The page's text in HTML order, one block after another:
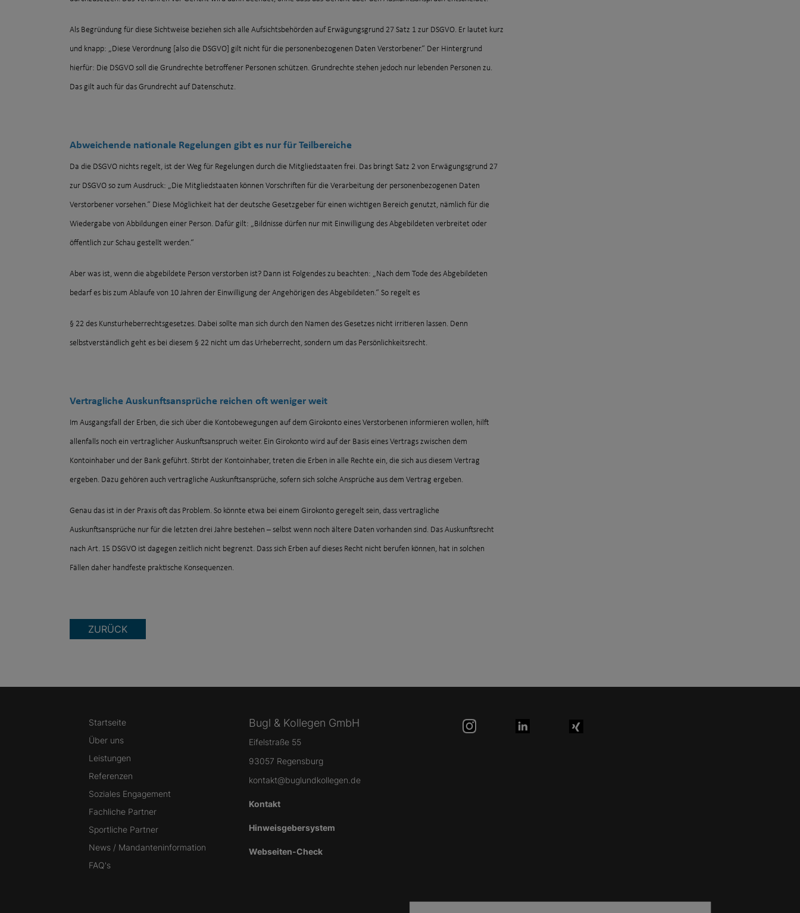
Als Begründung für diese Sichtweise beziehen sich alle Aufsichtsbehörden auf Erwägungsgrund 27 Satz 1 zur DSGVO. Er lautet kurz
und knapp: „Diese Verordnung [also die DSGVO] gilt nicht für die personenbezogenen Daten Verstorbener.“ Der Hintergrund
hierfür: Die DSGVO soll die Grundrechte betroffener Personen schützen. Grundrechte stehen jedoch nur lebenden Personen zu.
Das gilt auch für das Grundrecht auf Datenschutz.
Abweichende nationale Regelungen gibt es nur für Teilbereiche
Da die DSGVO nichts regelt, ist der Weg für Regelungen durch die Mitgliedstaaten frei. Das bringt Satz 2 von Erwägungsgrund 27
zur DSGVO so zum Ausdruck: „Die Mitgliedstaaten können Vorschriften für die Verarbeitung der personenbezogenen Daten
Verstorbener vorsehen.“ Diese Möglichkeit hat der deutsche Gesetzgeber für einen wichtigen Bereich genutzt, nämlich für die
Wiedergabe von Abbildungen einer Person. Dafür gilt: „Bildnisse dürfen nur mit Einwilligung des Abgebildeten verbreitet oder
öffentlich zur Schau gestellt werden.“
Aber was ist, wenn die abgebildete Person verstorben ist? Dann ist Folgendes zu beachten: „Nach dem Tode des Abgebildeten
bedarf es bis zum Ablaufe von 10 Jahren der Einwilligung der Angehörigen des Abgebildeten.“ So regelt es
§ 22 des Kunsturheberrechtsgesetzes. Dabei sollte man sich durch den Namen des Gesetzes nicht irritieren lassen. Denn
selbstverständlich geht es bei diesem § 22 nicht um das Urheberrecht, sondern um das Persönlichkeitsrecht.
Vertragliche Auskunftsansprüche reichen oft weniger weit
Im Ausgangsfall der Erben, die sich über die Kontobewegungen auf dem Girokonto eines Verstorbenen informieren wollen, hilft
allenfalls noch ein vertraglicher Auskunftsanspruch weiter. Ein Girokonto wird auf der Basis eines Vertrags zwischen dem
Kontoinhaber und der Bank geführt. Stirbt der Kontoinhaber, treten die Erben in alle Rechte ein, die sich aus diesem Vertrag
ergeben. Dazu gehören auch vertragliche Auskunftsansprüche, sofern sich solche Ansprüche aus dem Vertrag ergeben.
Genau das ist in der Praxis oft das Problem. So könnte etwa bei einem Girokonto geregelt sein, dass vertragliche
Auskunftsansprüche nur für die letzten drei Jahre bestehen – selbst wenn noch ältere Daten vorhanden sind. Das Auskunftsrecht
nach Art. 15 DSGVO ist dagegen zeitlich nicht begrenzt. Dass sich Erben auf dieses Recht nicht berufen können, hat in solchen
Fällen daher handfeste praktische Konsequenzen.
ZURÜCK
Startseite
Über uns
Leistungen
Referenzen
Soziales Engagement
Fachliche Partner
Sportliche Partner
News / Mandanteninformation
FAQ's
Bugl & Kollegen GmbH
Eifelstraße 55
93057 Regensburg
kontakt@buglundkollegen.de
Kontakt
Hinweisgebersystem
Webseiten-Check